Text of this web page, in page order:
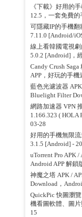
《下載》好用的
12.5，一套免費
可隱藏IP的手機翻
7.11.0 [Android/
線上看韓國電視劇
5.0.2 [Android]，
Candy Crush
APP，好玩的手機
藍色光濾波器
Bluelight Filter
網路加速器 VPN
1.166.323 ( HOLA
03-28
好用的手機無限流
3.1.5 [Android]-
uTorrent Pro APK
Android APP 解鎖
神魔之塔 APK /
Download，
QuickPic 快圖瀏
機看圖軟體、圖
15